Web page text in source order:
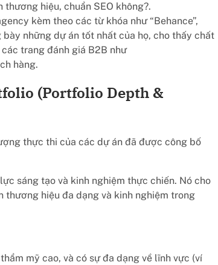
hiệu, chuẩn SEO không?.
kèm theo các từ khóa như “Behance”,
những dự án tốt nhất của họ, cho thấy chất
trang đánh giá B2B như
hàng.
(Portfolio Depth &
thực thi của các dự án đã được công bố
sáng tạo và kinh nghiệm thực chiến. Nó cho
hiệu đa dạng và kinh nghiệm trong
mỹ cao, và có sự đa dạng về lĩnh vực (ví